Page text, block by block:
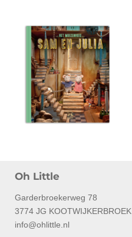
Oh Little
Garderbroekerweg 78
3774 JG KOOTWIJKERBROEK
info@ohlittle.nl